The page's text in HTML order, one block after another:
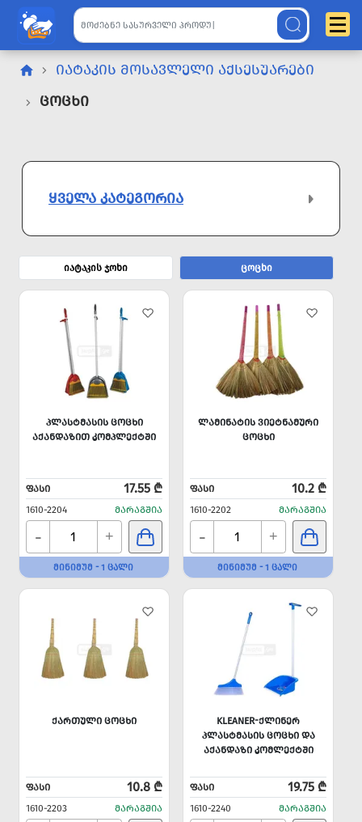
ᲘᲐᲢᲐᲙᲘᲡ ᲛᲝᲡᲐᲕᲚᲔᲚᲘ ᲐᲥᲡᲔᲡᲣᲐᲠᲔᲑᲘ
Ცოცხი
ᲧᲕᲔᲚᲐ ᲙᲐᲢᲔᲒᲝᲠᲘᲐ
იატაკის ჯოხი ცოცხი
ᲞᲚᲐᲡᲢᲛᲐᲡᲘᲡ ᲪᲝᲪᲮᲘ
ᲐᲥᲐᲜᲓᲐᲖᲘᲗ ᲙᲝᲛᲞᲚᲔᲥᲢᲨᲘ
ᲤᲐᲡᲘ 17.55 ₾
1610-2204 ᲛᲐᲠᲐᲒᲨᲘᲐ
- +
ᲛᲘᲜᲘᲛᲣᲛ - 1 ᲪᲐᲚᲘ
ᲚᲐᲛᲘᲜᲐᲢᲘᲡ ᲕᲘᲔᲢᲜᲐᲛᲣᲠᲘ
ᲪᲝᲪᲮᲘ
ᲤᲐᲡᲘ 10.2 ₾
1610-2202 ᲛᲐᲠᲐᲒᲨᲘᲐ
- +
ᲛᲘᲜᲘᲛᲣᲛ - 1 ᲪᲐᲚᲘ
ᲥᲐᲠᲗᲣᲚᲘ ᲪᲝᲪᲮᲘ
ᲤᲐᲡᲘ 10.8 ₾
1610-2203 ᲛᲐᲠᲐᲒᲨᲘᲐ
KLEANER-ᲥᲚᲘᲜᲔᲠ
ᲞᲚᲐᲡᲢᲛᲐᲡᲘᲡ ᲪᲝᲪᲮᲘ ᲓᲐ
ᲐᲥᲐᲜᲓᲐᲖᲘ ᲙᲝᲛᲚᲔᲥᲢᲨᲘ
ᲤᲐᲡᲘ 19.75 ₾
1610-2240 ᲛᲐᲠᲐᲒᲨᲘᲐ